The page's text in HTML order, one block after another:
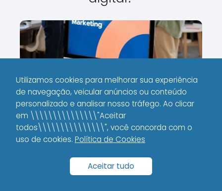
O que é preciso para
começar a trabalhar com
Utilizamos cookies para melhorar sua experiência
de navegação, veicular anúncios ou conteúdo
personalizado e analisar nosso tráfego. Ao clicar
em \\\\\\\\\\\\\\\"Aceitar
todos\\\\\\\\\\\\\\\", você concorda com o
uso de cookies. Política de Cookies
Aceitar tudo